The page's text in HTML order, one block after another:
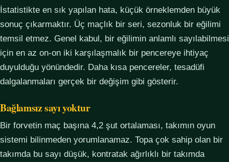
İstatistikte en sık yapılan hata, küçük örneklemden büyük
sonuç çıkarmaktır. Üç maçlık bir seri, sezonluk bir eğilimi
temsil etmez. Genel kabul, bir eğilimin anlamlı sayılabilmesi
için en az on-on iki karşılaşmalık bir pencereye ihtiyaç
duyulduğu yönündedir. Daha kısa pencereler, tesadüfi
dalgalanmaları gerçek bir değişim gibi gösterir.
Bağlamsız sayı yoktur
Bir forvetin maç başına 4,2 şut ortalaması, takımın oyun
sistemi bilinmeden yorumlanamaz. Topa çok sahip olan bir
takımda bu sayı düşük, kontratak ağırlıklı bir takımda